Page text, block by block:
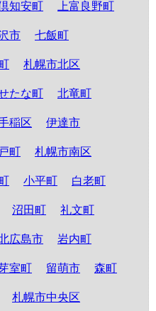
知安町 上富良野町
市 七飯町
札幌市北区
たな町 北竜町
稲区 伊達市
町 札幌市南区
小平町 白老町
沼田町 礼文町
広島市 岩内町
室町 留萌市 森町
札幌市中央区